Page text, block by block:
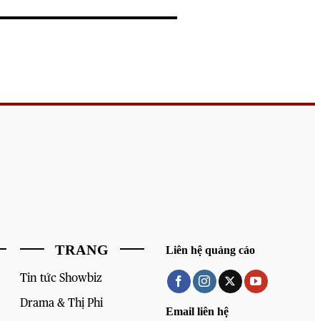
TRANG
Tin tức Showbiz
Drama & Thị Phi
Liên hệ quảng cáo
Email liên hệ